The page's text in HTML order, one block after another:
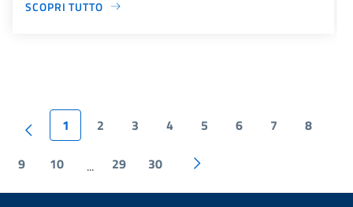
SCOPRI TUTTO
1 2 3 4 5 6 7 8
9 10 ... 29 30